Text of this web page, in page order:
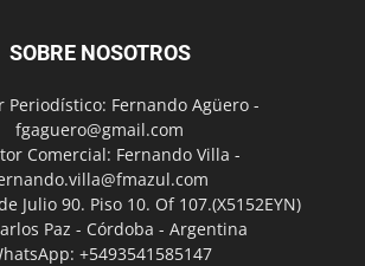
SOBRE NOSOTROS
Periodístico: Fernando Agüero -
fgaguero@gmail.com
Comercial: Fernando Villa -
Julio 90. Piso 10. Of 107.(X5152EYN)
Paz - Córdoba - Argentina
+5493541585147